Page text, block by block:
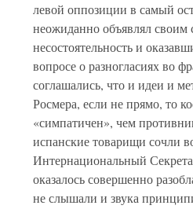
левой оппозиции в самый
неожиданно объявлял
несостоятельность и
вопросе о разногласиях во
соглашались, что и идеи и
Росмера, если не прямо, то
«симпатичен», чем
испанские товарищи сочли
Интернациональный
оказалось совершенно
не слышали и звука